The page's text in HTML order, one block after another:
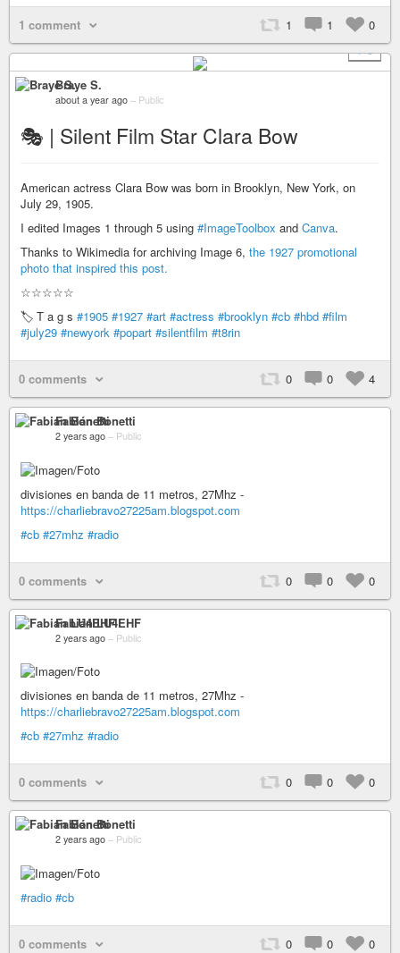
1 comment 1 1
0
+ 5
Braye S.
about a year ago – Public
🎭 | Silent Film Star Clara Bow
American actress Clara Bow was born in Brooklyn, New York, on
July 29, 1905.
I edited Images 1 through 5 using #ImageToolbox and Canva.
Thanks to Wikimedia for archiving Image 6, the 1927 promotional
photo that inspired this post.
☆☆☆☆☆
🏷 T a g s #1905 #1927 #art #actress #brooklyn #cb #hbd #film
#july29 #newyork #popart #silentfilm #t8rin
0 comments 0 0 4
Fabián Bonetti
2 years ago – Public
divisiones en banda de 11 metros, 27Mhz -
https://charliebravo27225am.blogspot.com
#cb #27mhz #radio
0 comments 0 0 0
Fabián LU4EHF
2 years ago – Public
divisiones en banda de 11 metros, 27Mhz -
https://charliebravo27225am.blogspot.com
#cb #27mhz #radio
0 comments 0 0 0
Fabián Bonetti
2 years ago – Public
#radio #cb
0 comments 0 0 0